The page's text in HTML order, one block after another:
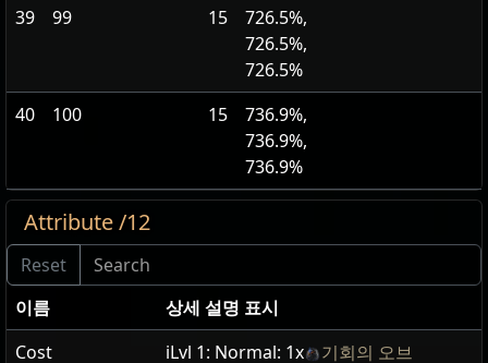
39
99 15
726.5%,
726.5%,
726.5%
40
100 15
736.9%,
736.9%,
736.9%
Attribute /12
이름
상세 설명 표시
Cost
iLvl 1: Normal: 1x
기회의 오브